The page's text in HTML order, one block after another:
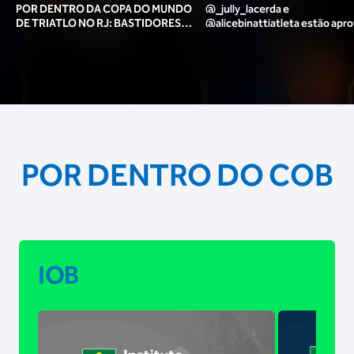
POR DENTRO DA COPA DO MUNDO
DE TRIATLO NO RJ: BASTIDORES,
@_jully_lacerda​ e
@alicebinattiatleta​ estão
POR DENTRO DO COB
IOB